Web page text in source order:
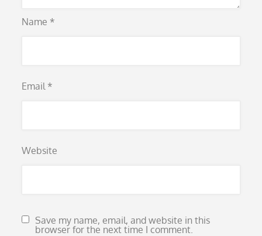
Name *
Email *
Website
Save my name, email, and website in this
browser for the next time I comment.